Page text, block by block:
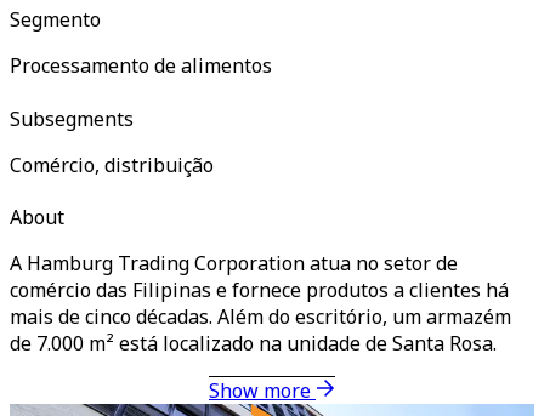
Segmento
Processamento de alimentos
Subsegments
Comércio, distribuição
About
A Hamburg Trading Corporation atua no setor de
comércio das Filipinas e fornece produtos a clientes há
mais de cinco décadas. Além do escritório, um armazém
de 7.000 m² está localizado na unidade de Santa Rosa.
Show more